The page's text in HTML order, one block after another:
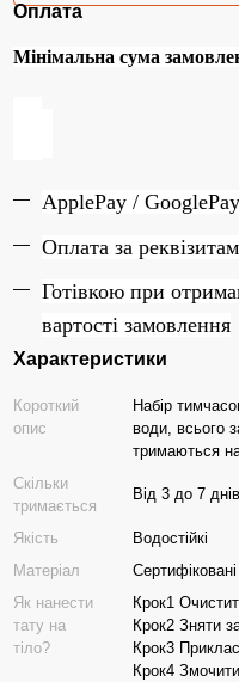
Оплата
Мінімальна сума
ApplePay / GooglePay
Оплата за
Готівкою при
вартості замовлення
Характеристики
Короткий
опис
Набір
води, всього
тримаються на
Скільки
тримається
Від 3 до 7
Якість
Водостійкі
Матеріал
Як нанести
тату на
тіло?
Крок1
Крок2 Зняти
Крок3
Крок4